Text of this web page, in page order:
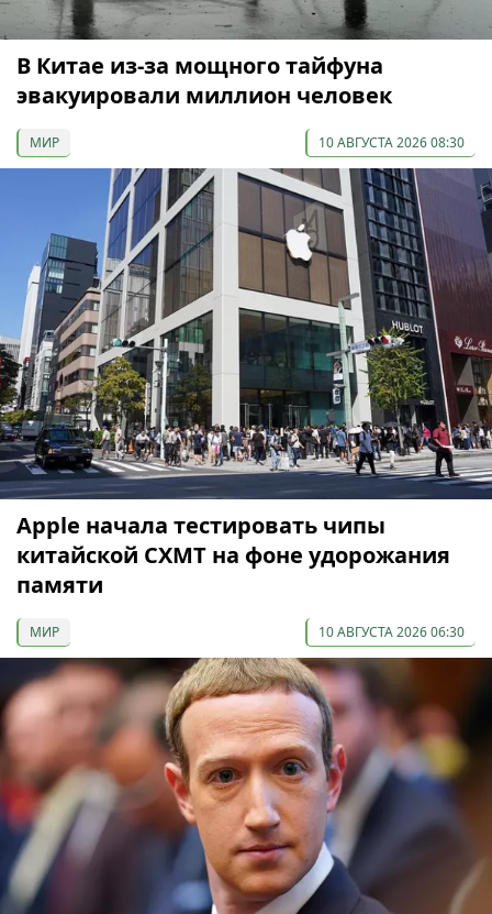
В Китае из-за мощного тайфуна
эвакуировали миллион человек
МИР 10 АВГУСТА 2026 08:30
Apple начала тестировать чипы
китайской CXMT на фоне удорожания
памяти
МИР 10 АВГУСТА 2026 06:30